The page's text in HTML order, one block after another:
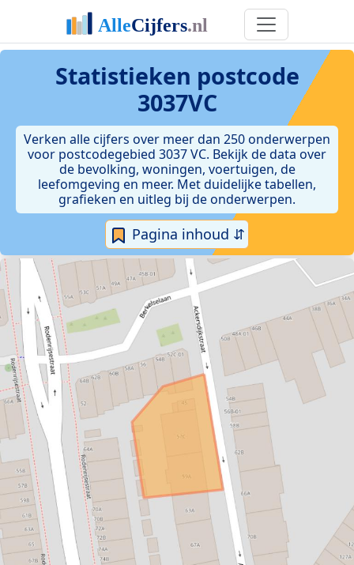
Statistieken postcode
3037VC
Verken alle cijfers over meer dan 250 onderwerpen
voor postcodegebied 3037 VC. Bekijk de data over
de bevolking, woningen, voertuigen, de
leefomgeving en meer. Met duidelijke tabellen,
grafieken en uitleg bij de onderwerpen.
Pagina inhoud ⇵